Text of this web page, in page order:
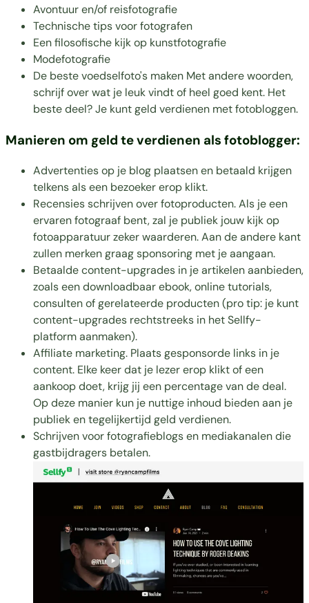
Avontuur en/of reisfotografie
Technische tips voor fotografen
Een filosofische kijk op kunstfotografie
Modefotografie
De beste voedselfoto's maken Met andere woorden,
schrijf over wat je leuk vindt of heel goed kent. Het
beste deel? Je kunt geld verdienen met fotobloggen.
Manieren om geld te verdienen als fotoblogger:
Advertenties op je blog plaatsen en betaald krijgen
telkens als een bezoeker erop klikt.
Recensies schrijven over fotoproducten. Als je een
ervaren fotograaf bent, zal je publiek jouw kijk op
fotoapparatuur zeker waarderen. Aan de andere kant
zullen merken graag sponsoring met je aangaan.
Betaalde content-upgrades in je artikelen aanbieden,
zoals een downloadbaar ebook, online tutorials,
consulten of gerelateerde producten (pro tip: je kunt
content-upgrades rechtstreeks in het Sellfy-
platform aanmaken).
Affiliate marketing. Plaats gesponsorde links in je
content. Elke keer dat je lezer erop klikt of een
aankoop doet, krijg jij een percentage van de deal.
Op deze manier kun je nuttige inhoud bieden aan je
publiek en tegelijkertijd geld verdienen.
Schrijven voor fotografieblogs en mediakanalen die
gastbijdragers betalen.